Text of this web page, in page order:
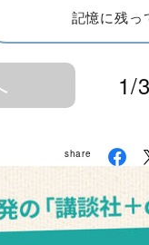
記憶に残っ
1/
share